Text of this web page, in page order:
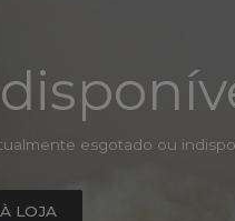
esgotado ou
LOJA